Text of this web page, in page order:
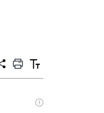
공
프
트
텍
트